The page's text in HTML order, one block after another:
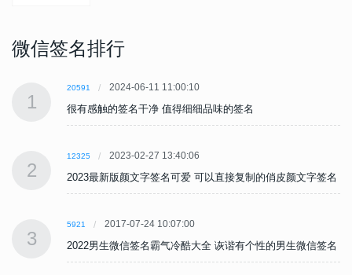
微信签名排行
1
20591 2024-06-11 11:00:10
很有感触的签名干净 值得细细品味的签名
2
12325 2023-02-27 13:40:06
2023最新版颜文字签名可爱 可以直接复制的俏皮颜文字签名
3
5921 2017-07-24 10:07:00
2022男生微信签名霸气冷酷大全 诙谐有个性的男生微信签名